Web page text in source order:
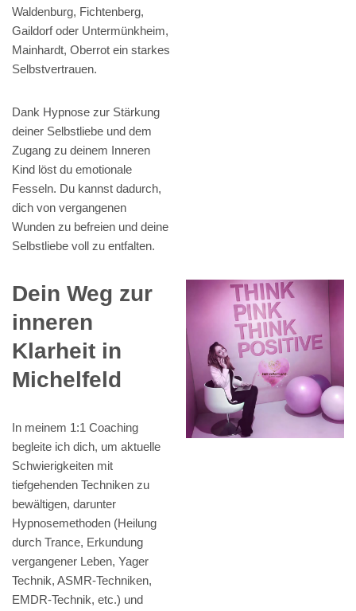
Waldenburg, Fichtenberg,
Gaildorf oder Untermünkheim,
Mainhardt, Oberrot ein starkes
Selbstvertrauen.
Dank Hypnose zur Stärkung
deiner Selbstliebe und dem
Zugang zu deinem Inneren
Kind löst du emotionale
Fesseln. Du kannst dadurch,
dich von vergangenen
Wunden zu befreien und deine
Selbstliebe voll zu entfalten.
Dein Weg zur
inneren
Klarheit in
Michelfeld
In meinem 1:1 Coaching
begleite ich dich, um aktuelle
Schwierigkeiten mit
tiefgehenden Techniken zu
bewältigen, darunter
Hypnosemethoden (Heilung
durch Trance, Erkundung
vergangener Leben, Yager
Technik, ASMR-Techniken,
EMDR-Technik, etc.) und